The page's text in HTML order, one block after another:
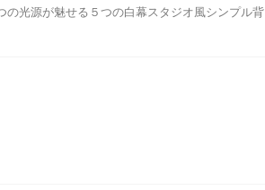
光源が魅せる５つの白幕スタジオ風シンプル背